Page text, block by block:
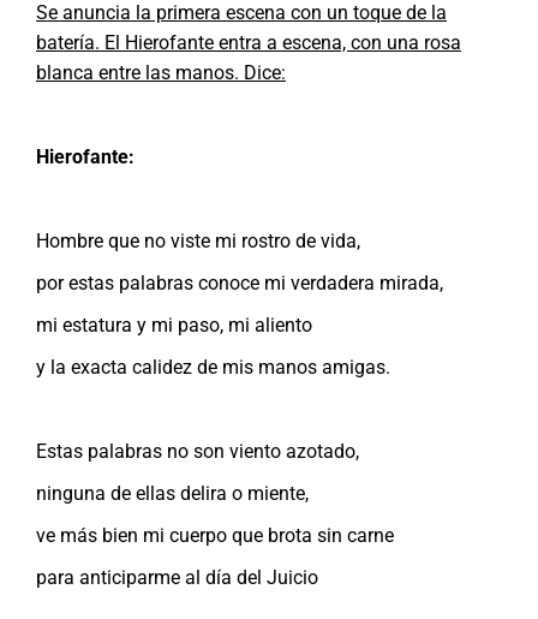
Se anuncia la primera escena con un toque de la
batería. El Hierofante entra a escena, con una rosa
blanca entre las manos. Dice:
Hierofante:
Hombre que no viste mi rostro de vida,
por estas palabras conoce mi verdadera mirada,
mi estatura y mi paso, mi aliento
y la exacta calidez de mis manos amigas.
Estas palabras no son viento azotado,
ninguna de ellas delira o miente,
ve más bien mi cuerpo que brota sin carne
para anticiparme al día del Juicio